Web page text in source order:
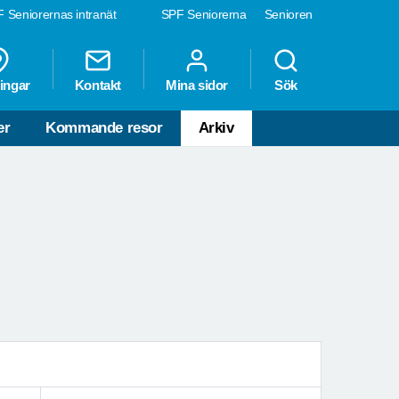
SPF Seniorerna Senioren
Seniorernas intranät
Kontakt Mina sidor Sök
Kommande resor Arkiv